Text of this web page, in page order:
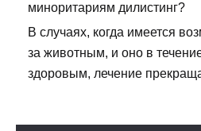
миноритариям дилистинг?
В случаях, когда имеется
за животным, и оно в
здоровым, лечение